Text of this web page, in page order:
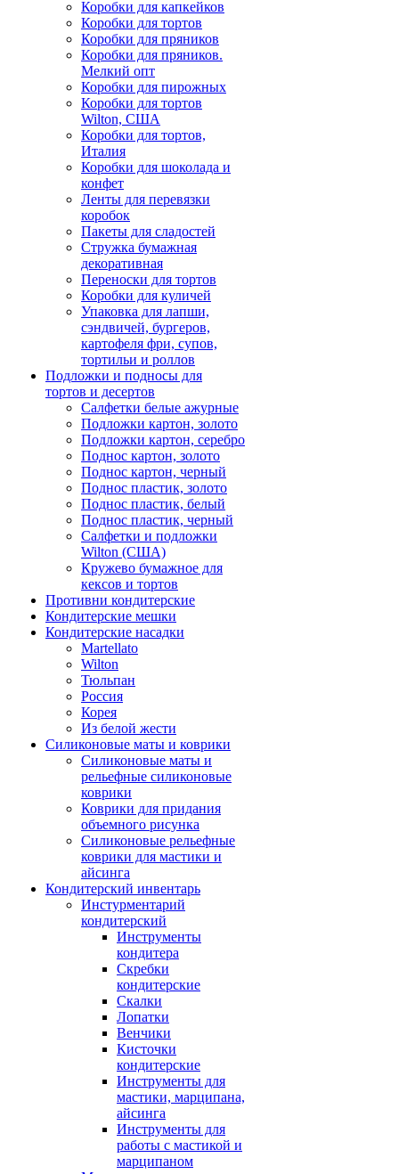
Коробки для капкейков
Коробки для тортов
Коробки для пряников
Коробки для пряников.
Мелкий опт
Коробки для пирожных
Коробки для тортов
Wilton, США
Коробки для тортов,
Италия
Коробки для шоколада и
конфет
Ленты для перевязки
коробок
Пакеты для сладостей
Стружка бумажная
декоративная
Переноски для тортов
Коробки для куличей
Упаковка для лапши,
сэндвичей, бургеров,
картофеля фри, супов,
тортильи и роллов
Подложки и подносы для
тортов и десертов
Салфетки белые ажурные
Подложки картон, золото
Подложки картон, серебро
Поднос картон, золото
Поднос картон, черный
Поднос пластик, золото
Поднос пластик, белый
Поднос пластик, черный
Салфетки и подложки
Wilton (США)
Кружево бумажное для
кексов и тортов
Противни кондитерские
Кондитерские мешки
Кондитерские насадки
Martellato
Wilton
Тюльпан
Россия
Корея
Из белой жести
Силиконовые маты и коврики
Силиконовые маты и
рельефные силиконовые
коврики
Коврики для придания
объемного рисунка
Силиконовые рельефные
коврики для мастики и
айсинга
Кондитерский инвентарь
Инстурментарий
кондитерский
Инструменты
кондитера
Скребки
кондитерские
Скалки
Лопатки
Венчики
Кисточки
кондитерские
Инструменты для
мастики, марципана,
айсинга
Инструменты для
работы с мастикой и
марципаном